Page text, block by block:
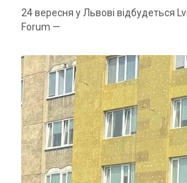
24 вересня у Львові відбудеться
Forum —